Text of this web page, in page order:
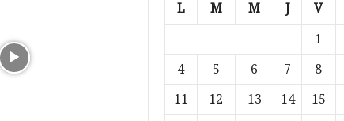
L M M J V
1
4
5 6 7 8
11
12 13 14 15